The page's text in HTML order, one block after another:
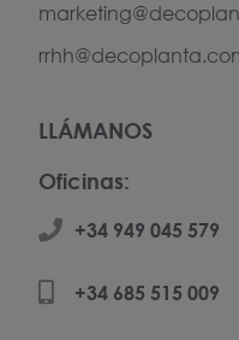
LLÁMANOS
Oficinas:
+34 949 045 579
+34 685 515 009